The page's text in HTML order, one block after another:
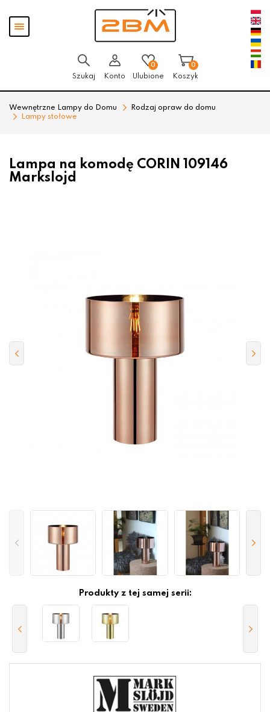
Pokaż
menu
Szukaj Konto
0
Ulubione
0
Koszyk
Wewnętrzne Lampy do Domu
Rodzaj opraw do domu
Lampy stołowe
Lampa na komodę CORIN 109146
Markslojd
Produkty z tej samej serii: